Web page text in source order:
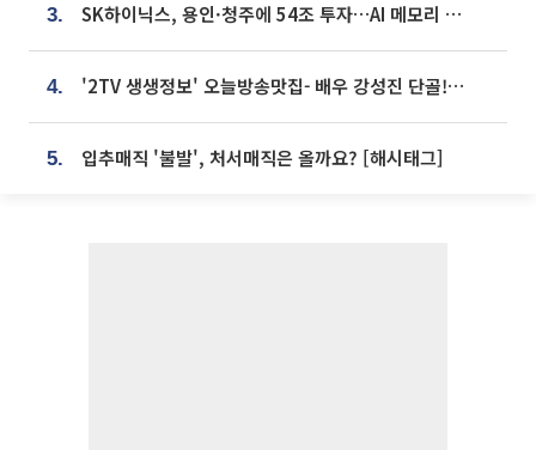
3. SK하이닉스, 용인·청주에 54조 투자…AI 메모리 생산기지 키운다
4. '2TV 생생정보' 오늘방송맛집- 배우 강성진 단골! 쌀국수ㆍ푸팟퐁 커리 맛집 '블○○○'
5. 입추매직 '불발', 처서매직은 올까요? [해시태그]